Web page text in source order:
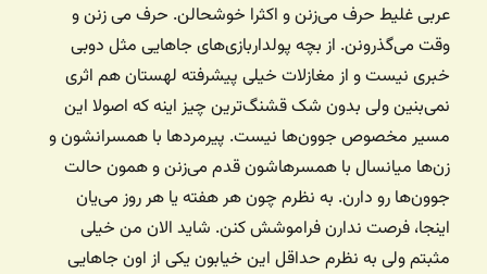
عربی غلیط حرف می‌زنن و اکثرا خوشحالن. حرف می زنن و
وقت می‌گذرونن. از بچه پولداربازی‌های جاهایی مثل دوبی
خبری نیست و از مغازلات خیلی پیشرفته لهستان هم اثری
نمی‌بنین ولی بدون شک قشنگ‌ترین چیز اینه که اصولا این
مسیر مخصوص جوون‌ها نیست. پیرمردها با همسرانشون و
زن‌ها میانسال با همسرهاشون قدم می‌زنن و همون حالت
جوون‌ها رو دارن. به نظرم چون هر هفته یا هر روز می‌یان
اینجا، فرصت ندارن فراموشش کنن. شاید الان من خیلی
مثبتم ولی به نظرم حداقل این خیابون یکی از اون جاهایی